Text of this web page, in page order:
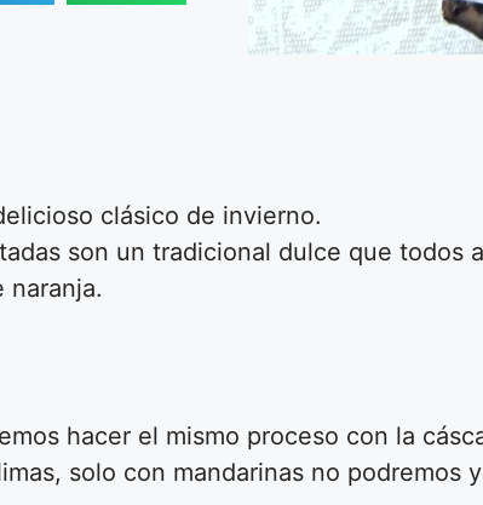
clásico de invierno.
son un tradicional dulce que todos
naranja.
hacer el mismo proceso con la
solo con mandarinas no podremos